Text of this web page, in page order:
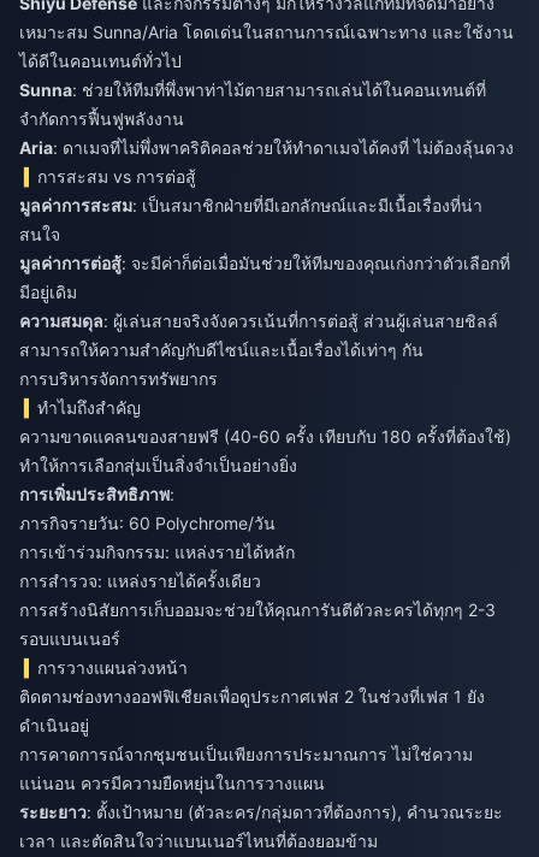
เหมาะสม Sunna/Aria โดดเด่นในสถานการณ์เฉพาะทาง และใช้งาน
ได้ดีในคอนเทนต์ทั่วไป
Sunna: ช่วยให้ทีมที่พึ่งพาท่าไม้ตายสามารถเล่นได้ในคอนเทนต์ที่
จำกัดการฟื้นฟูพลังงาน
Aria: ดาเมจที่ไม่พึ่งพาคริติคอลช่วยให้ทำดาเมจได้คงที่ ไม่ต้องลุ้นดวง
การสะสม vs การต่อสู้
มูลค่าการสะสม: เป็นสมาชิกฝ่ายที่มีเอกลักษณ์และมีเนื้อเรื่องที่น่า
สนใจ
มูลค่าการต่อสู้: จะมีค่าก็ต่อเมื่อมันช่วยให้ทีมของคุณเก่งกว่าตัวเลือกที่
มีอยู่เดิม
ความสมดุล: ผู้เล่นสายจริงจังควรเน้นที่การต่อสู้ ส่วนผู้เล่นสายชิลล์
สามารถให้ความสำคัญกับดีไซน์และเนื้อเรื่องได้เท่าๆ กัน
การบริหารจัดการทรัพยากร
ทำไมถึงสำคัญ
ความขาดแคลนของสายฟรี (40-60 ครั้ง เทียบกับ 180 ครั้งที่ต้องใช้)
ทำให้การเลือกสุ่มเป็นสิ่งจำเป็นอย่างยิ่ง
การเพิ่มประสิทธิภาพ:
ภารกิจรายวัน: 60 Polychrome/วัน
การเข้าร่วมกิจกรรม: แหล่งรายได้หลัก
การสำรวจ: แหล่งรายได้ครั้งเดียว
การสร้างนิสัยการเก็บออมจะช่วยให้คุณการันตีตัวละครได้ทุกๆ 2-3
รอบแบนเนอร์
การวางแผนล่วงหน้า
ติดตามช่องทางออฟฟิเชียลเพื่อดูประกาศเฟส 2 ในช่วงที่เฟส 1 ยัง
ดำเนินอยู่
การคาดการณ์จากชุมชนเป็นเพียงการประมาณการ ไม่ใช่ความ
แน่นอน ควรมีความยืดหยุ่นในการวางแผน
ระยะยาว: ตั้งเป้าหมาย (ตัวละคร/กลุ่มดาวที่ต้องการ), คำนวณระยะ
เวลา และตัดสินใจว่าแบนเนอร์ไหนที่ต้องยอมข้าม